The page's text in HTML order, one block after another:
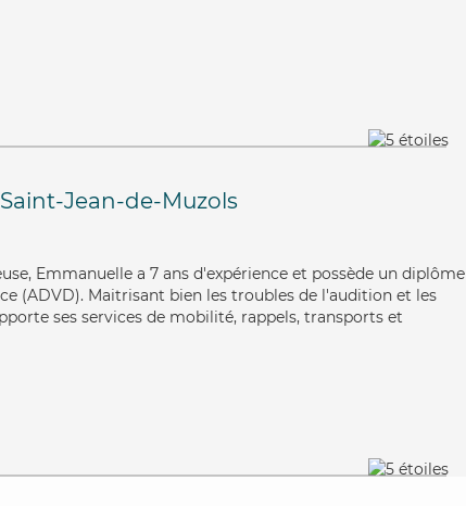
Saint-Jean-de-Muzols
Emmanuelle a 7 ans d'expérience et possède un diplôme
(ADVD). Maitrisant bien les troubles de l'audition et les
ses services de mobilité, rappels, transports et